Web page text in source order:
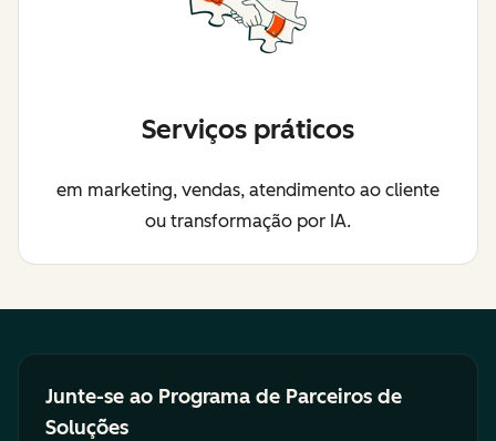
Serviços práticos
em marketing, vendas, atendimento ao cliente
ou transformação por IA.
Junte-se ao Programa de Parceiros de
Soluções